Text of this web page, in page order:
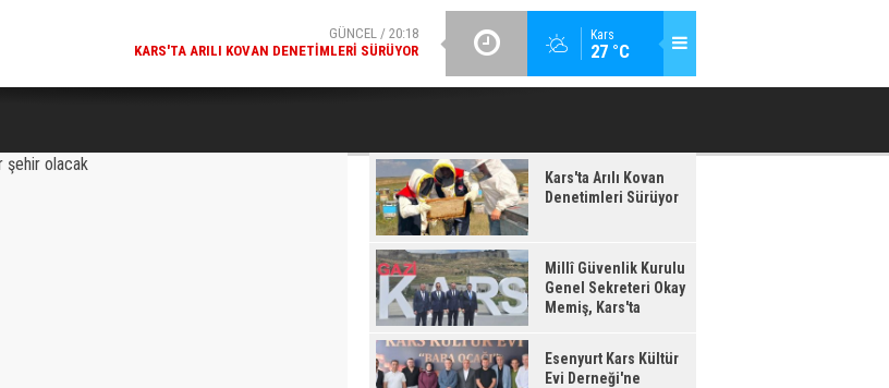
Kars
27 °C
GÜNCEL / 20:17
MILLÎ GÜVENLIK KURULU GENEL SEKRETERI OKAY MEMIŞ,
ESENYURT KARS KÜLTÜR EVI DERNEĞI'NE BAŞKAN VEKILI CAN
Kars'ta Arılı Kovan
Denetimleri Sürüyor
Millî Güvenlik Kurulu
Genel Sekreteri Okay
Memiş, Kars'ta
Esenyurt Kars Kültür
Evi Derneği'ne